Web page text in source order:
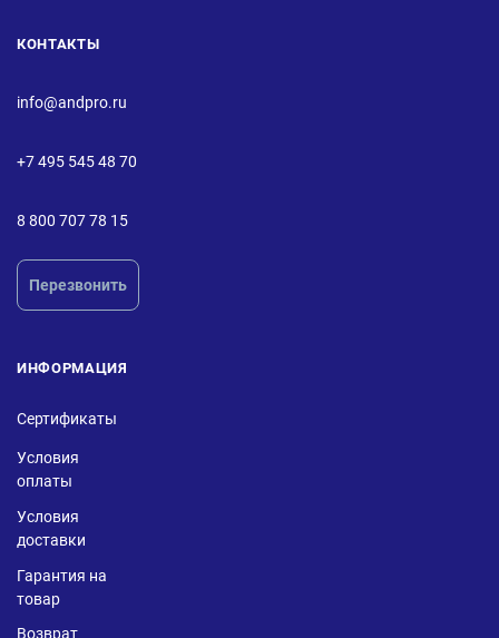
КОНТАКТЫ
info@andpro.ru
+7 495 545 48 70
8 800 707 78 15
Перезвонить
ИНФОРМАЦИЯ
Сертификаты
Условия
оплаты
Условия
доставки
Гарантия на
товар
Возврат